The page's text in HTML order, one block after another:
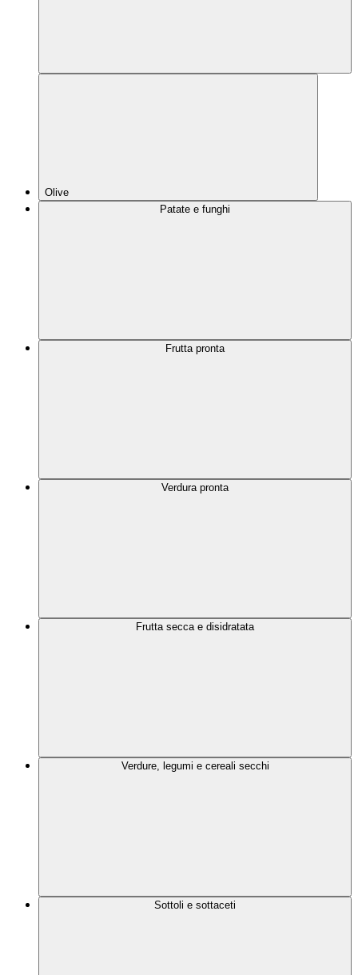
Olive
Patate e funghi
Frutta pronta
Verdura pronta
Frutta secca e disidratata
Verdure, legumi e cereali secchi
Sottoli e sottaceti